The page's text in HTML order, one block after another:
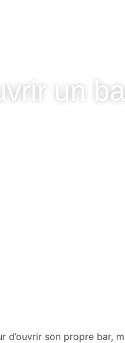
un
d’ouvrir son propre bar,